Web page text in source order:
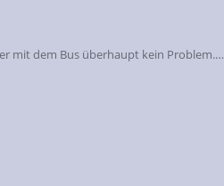
mit dem Bus überhaupt kein Problem.…